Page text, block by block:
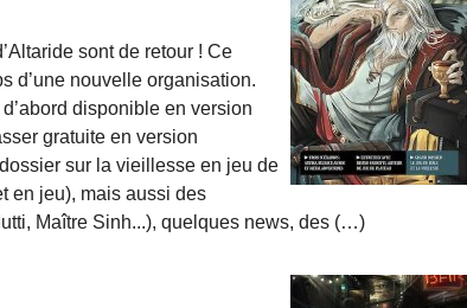
sont de retour ! Ce
d’une nouvelle organisation.
disponible en version
gratuite en version
sur la vieillesse en jeu de
en jeu), mais aussi des
Maître Sinh...), quelques news, des (…)